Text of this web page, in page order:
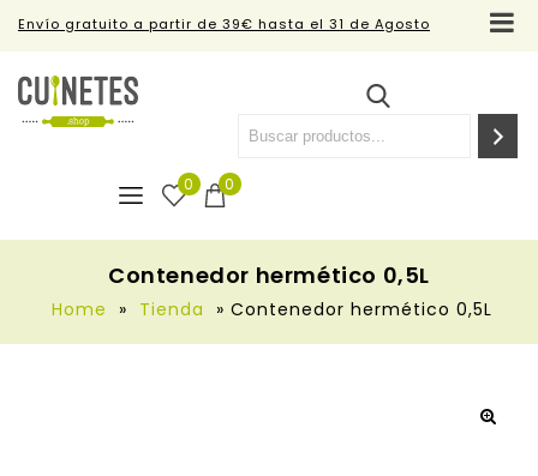
Envío gratuito a partir de 39€ hasta el 31 de Agosto
0
0
Contenedor hermético 0,5L
Home » Tienda » Contenedor hermético 0,5L